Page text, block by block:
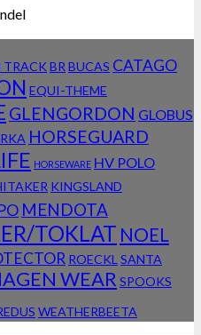
TRACK BR BUCAS CATAGO
EQUI-THEME
GLENGORDON GLOBUS
HORSEGUARD
HORSEWARE HV POLO
KINGSLAND
MENDOTA
TOKLAT NOEL
ROECKL SANTA
WEAR SPOOKS
WEATHERBEETA